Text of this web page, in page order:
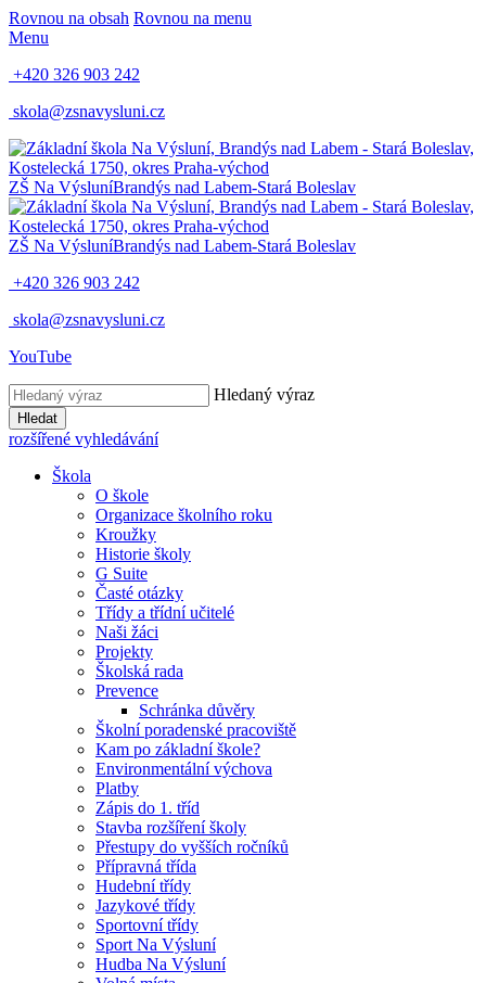
Rovnou na obsah Rovnou na menu
Menu
+420 326 903 242
skola@zsnavysluni.cz
ZŠ Na VýsluníBrandýs nad Labem-Stará Boleslav
ZŠ Na VýsluníBrandýs nad Labem-Stará Boleslav
+420 326 903 242
skola@zsnavysluni.cz
YouTube
Hledaný výraz
Hledat
rozšířené vyhledávání
Škola
O škole
Organizace školního roku
Kroužky
Historie školy
G Suite
Časté otázky
Třídy a třídní učitelé
Naši žáci
Projekty
Školská rada
Prevence
Schránka důvěry
Školní poradenské pracoviště
Kam po základní škole?
Environmentální výchova
Platby
Zápis do 1. tříd
Stavba rozšíření školy
Přestupy do vyšších ročníků
Přípravná třída
Hudební třídy
Jazykové třídy
Sportovní třídy
Sport Na Výsluní
Hudba Na Výsluní